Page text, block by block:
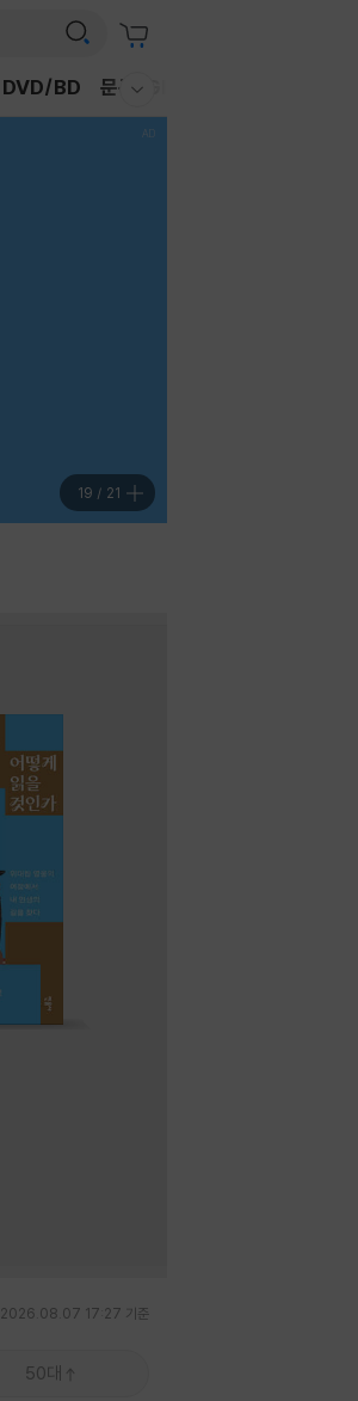
DVD/BD 문구/GIFT
19 / 21
2026.08.07 17:27 기준
50대